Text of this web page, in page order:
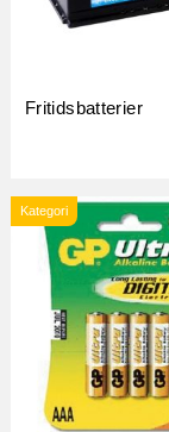
Fritidsbatterier
Kategori